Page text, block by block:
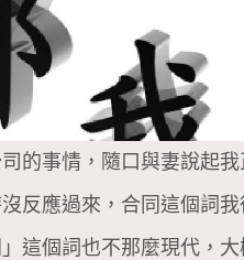
的事情，隨口與妻說起
反應過來，合同這個詞
這個詞也不那麼現代，